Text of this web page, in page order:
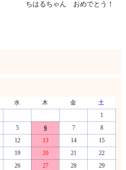
ちはるちゃん おめでとう！
水 木 金
土
1
5 6 7
8
12 13 14
15
19 20 21
22
26 27 28
29